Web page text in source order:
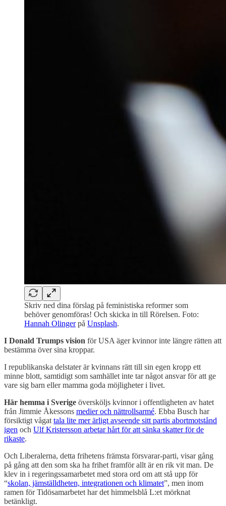
Skriv ned dina förslag på feministiska reformer som
behöver genomföras! Och skicka in till Rörelsen. Foto:
Hannah Olingerpå Unsplash.
I Donald Trumps vision för USA äger kvinnor inte längre rätten att
bestämma över sina kroppar.
I republikanska delstater är kvinnans rätt till sin egen kropp ett
minne blott, samtidigt som samhället inte tar något ansvar för att ge
vare sig barn eller mamma goda möjligheter i livet.
Här hemma i Sverige översköljs kvinnor i offentligheten av hatet
från Jimmie Åkessons medier och nättrollsarmé. Ebba Busch har
försiktigt vågat tala lite mer ärligt avseende sitt partis abortmotstånd
igen och Ulf Kristersson arbetar hårt för att sänka skatter för de
rikaste.
Och Liberalerna, detta frihetens främsta försvarar-parti, visar gång
på gång att den som ska ha frihet framför allt är en rik vit man. De
klev in i regeringssamarbetet med stora ord om att stå upp för
“skolan, jämställdheten, integrationen och klimatet”, men inom
ramen för Tidösamarbetet har det himmelsblå L:et mörknat
betänkligt.